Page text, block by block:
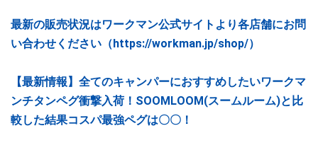
最新の販売状況はワークマン公式サイトより各店舗にお問
い合わせください（https://workman.jp/shop/）
【最新情報】全てのキャンパーにおすすめしたいワークマ
ンチタンペグ衝撃入荷！SOOMLOOM(スームルーム)と比
較した結果コスパ最強ペグは〇〇！